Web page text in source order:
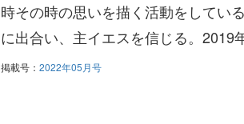
時その時の思いを描く活動をしてい
に出合い、主イエスを信じる。
掲載号： 2022年05月号